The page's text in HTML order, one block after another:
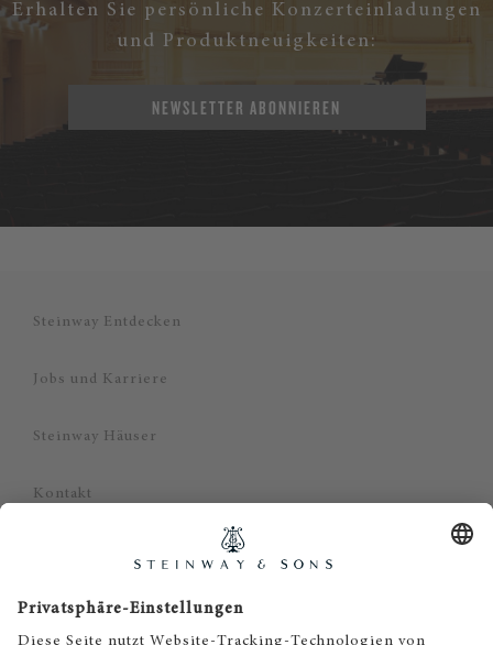
Erhalten Sie persönliche Konzerteinladungen
und Produktneuigkeiten:
NEWSLETTER ABONNIEREN
Steinway Entdecken
Jobs und Karriere
Steinway Häuser
Kontakt
Impressum